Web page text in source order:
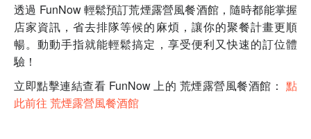
透過 FunNow 輕鬆預訂荒煙露營風餐酒館，隨時都能掌握
店家資訊，省去排隊等候的麻煩，讓你的聚餐計畫更順
暢。動動手指就能輕鬆搞定，享受便利又快速的訂位體
驗！
立即點擊連結查看 FunNow 上的 荒煙露營風餐酒館： 點
此前往 荒煙露營風餐酒館